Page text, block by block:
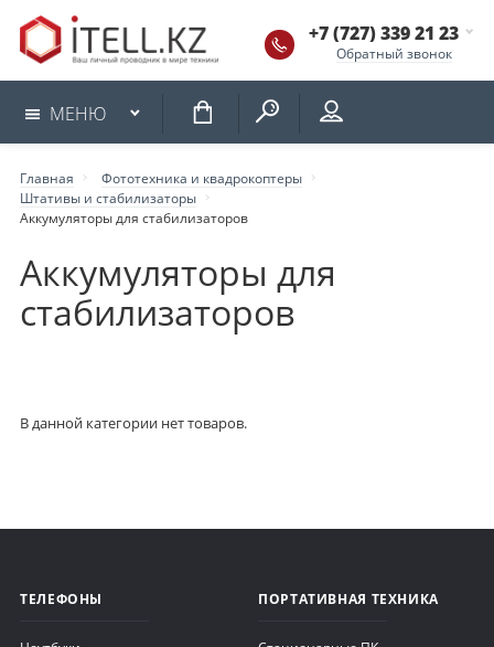
+7 (727) 339 21 23
Обратный звонок
МЕНЮ КОРЗИНА
Главная
Фототехника и квадрокоптеры
Штативы и стабилизаторы
Аккумуляторы для стабилизаторов
Аккумуляторы для
стабилизаторов
В данной категории нет товаров.
ТЕЛЕФОНЫ ПОРТАТИВНАЯ ТЕХНИКА